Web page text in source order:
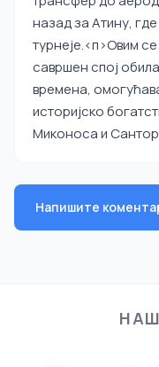
назад за Атину,
турнеје.<п>Овим
савршен спој
времена,
историјско
Миконоса и
Напишите